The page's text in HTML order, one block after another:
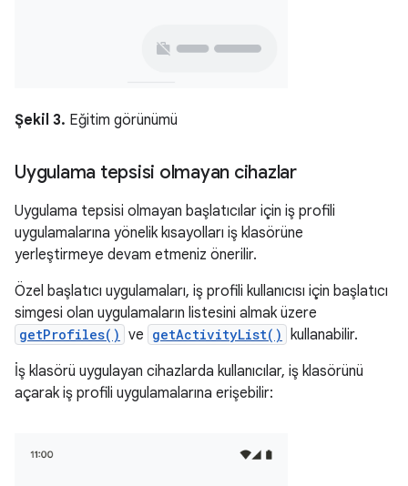
Şekil 3. Eğitim görünümü
Uygulama tepsisi olmayan cihazlar
Uygulama tepsisi olmayan başlatıcılar için iş profili
uygulamalarına yönelik kısayolları iş klasörüne
yerleştirmeye devam etmeniz önerilir.
Özel başlatıcı uygulamaları, iş profili kullanıcısı için başlatıcı
simgesi olan uygulamaların listesini almak üzere
getProfiles() ve getActivityList()
kullanabilir.
İş klasörü uygulayan cihazlarda kullanıcılar, iş klasörünü
açarak iş profili uygulamalarına erişebilir: